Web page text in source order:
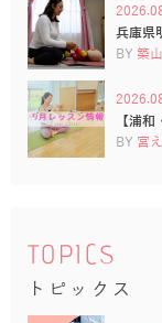
兵庫県
BY 築
【浦
BY 宮
TOPICS
トピックス